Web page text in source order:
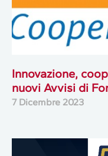
Innovazione,
nuovi Avvisi di
7 Dicembre 2023